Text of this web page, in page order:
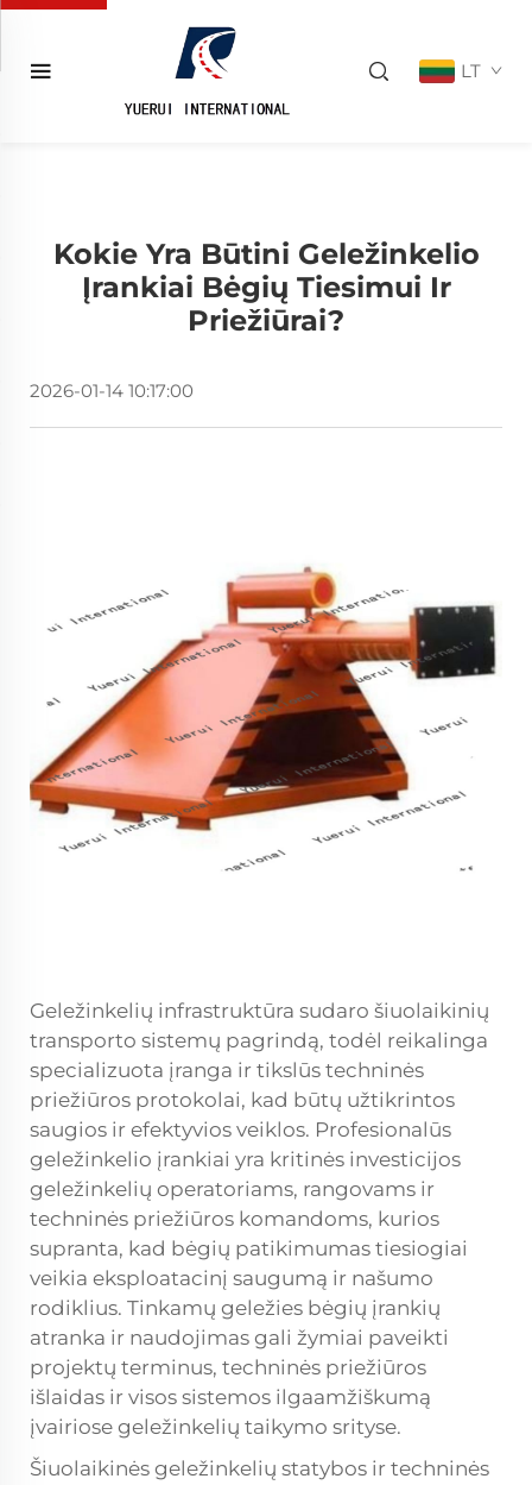
LT
Kokie Yra Būtini Geležinkelio
Įrankiai Bėgių Tiesimui Ir
Priežiūrai?
2026-01-14 10:17:00
Geležinkelių infrastruktūra sudaro šiuolaikinių
transporto sistemų pagrindą, todėl reikalinga
specializuota įranga ir tikslūs techninės
priežiūros protokolai, kad būtų užtikrintos
saugios ir efektyvios veiklos. Profesionalūs
geležinkelio įrankiai yra kritinės investicijos
geležinkelių operatoriams, rangovams ir
techninės priežiūros komandoms, kurios
supranta, kad bėgių patikimumas tiesiogiai
veikia eksploatacinį saugumą ir našumo
rodiklius. Tinkamų geležies bėgių įrankių
atranka ir naudojimas gali žymiai paveikti
projektų terminus, techninės priežiūros
išlaidas ir visos sistemos ilgaamžiškumą
įvairiose geležinkelių taikymo srityse.
Šiuolaikinės geležinkelių statybos ir techninės